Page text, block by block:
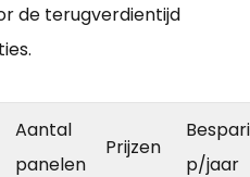
de terugverdientijd
Aantal
panelen
Prijzen
p/jaar